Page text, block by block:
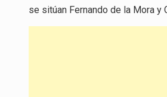
se sitúan Fernando de la Mora y